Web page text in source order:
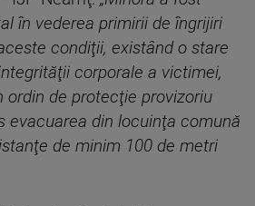
în vederea primirii de îngrijiri
condiţii, existând o stare
corporale a victimei,
ordin de protecţie provizoriu
evacuarea din locuinţa comună
de minim 100 de metri